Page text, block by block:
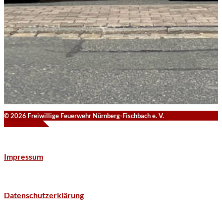
© 2026 Freiwillige Feuerwehr Nürnberg-Fischbach e. V.
Impressum
Datenschutzerklärung